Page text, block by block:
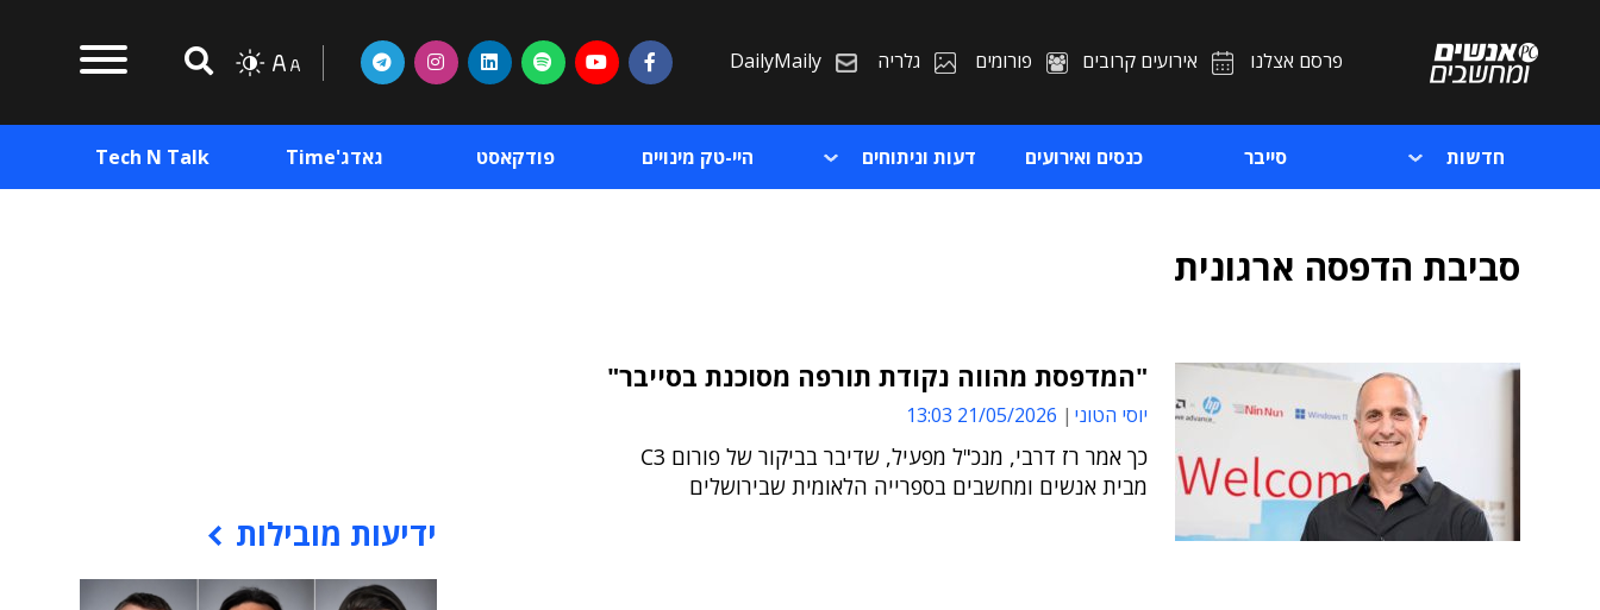
פרסם אצלנו אירועים קרובים פורומים גלריה DailyMaily
חדשות סייבר כנסים ואירועים דעות וניתוחים היי-טק מינויים פודקאסט גאדג'Time Tech N Talk
סביבת הדפסה ארגונית
"המדפסת מהווה נקודת תורפה מסוכנת בסייבר"
יוסי הטוני 21/05/2026 13:03
כך אמר רז דרבי, מנכ"ל מפעיל, שדיבר בביקור של פורום C3
מבית אנשים ומחשבים בספרייה הלאומית שבירושלים
ידיעות מובילות